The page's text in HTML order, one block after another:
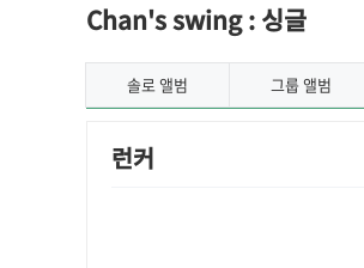
Chan's swing : 싱글
솔로 앨범 그룹 앨범
런커